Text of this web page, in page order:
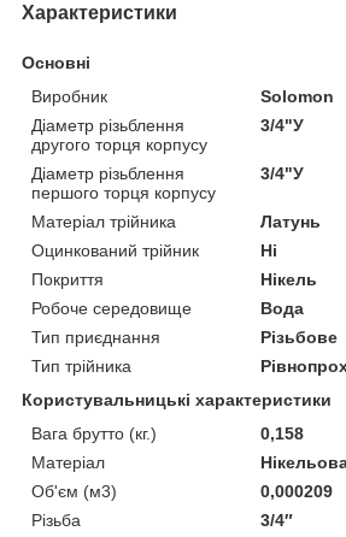
Характеристики
Основні
Виробник
Solomon
Діаметр різьблення
другого торця корпусу
3/4"У
Діаметр різьблення
першого торця корпусу
3/4"У
Матеріал трійника
Латунь
Оцинкований трійник
Ні
Покриття
Нікель
Робоче середовище
Вода
Тип приєднання
Різьбове
Тип трійника
Користувальницькі характеристики
Вага брутто (кг.)
0,158
Матеріал
Об'єм (м3)
0,000209
Різьба
3/4″